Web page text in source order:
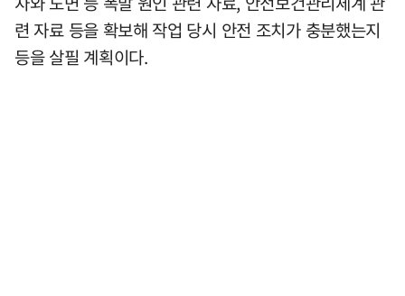
련 자료 등을 확보해 작업 당시 안전 조치가 충분했는지
등을 살필 계획이다.